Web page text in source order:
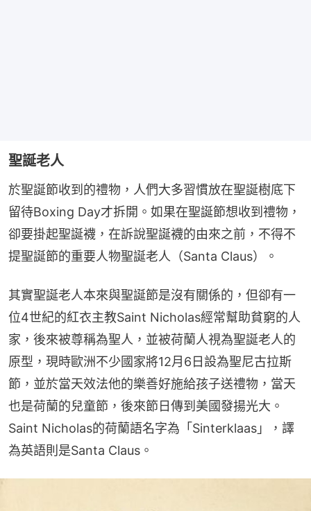
聖誕老人
於聖誕節收到的禮物，人們大多習慣放在聖誕樹底下
留待Boxing Day才拆開。如果在聖誕節想收到禮物，
卻要掛起聖誕襪，在訴說聖誕襪的由來之前，不得不
提聖誕節的重要人物聖誕老人（Santa Claus）。
其實聖誕老人本來與聖誕節是沒有關係的，但卻有一
位4世紀的紅衣主教Saint Nicholas經常幫助貧窮的人
家，後來被尊稱為聖人，並被荷蘭人視為聖誕老人的
原型，現時歐洲不少國家將12月6日設為聖尼古拉斯
節，並於當天效法他的樂善好施給孩子送禮物，當天
也是荷蘭的兒童節，後來節日傳到美國發揚光大。
Saint Nicholas的荷蘭語名字為「Sinterklaas」，譯
為英語則是Santa Claus。